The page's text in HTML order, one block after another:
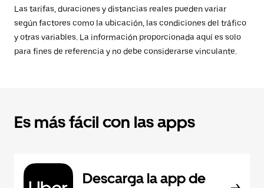
Las tarifas, duraciones y distancias reales pueden variar
según factores como la ubicación, las condiciones del tráfico
y otras variables. La información proporcionada aquí es solo
para fines de referencia y no debe considerarse vinculante.
Es más fácil con las apps
Descarga la app de